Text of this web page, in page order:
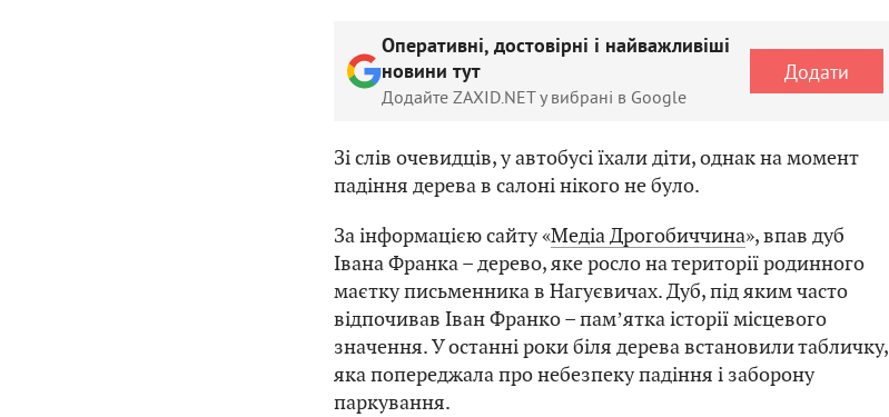
Оперативні, достовірні і найважливіші
новини тут
Додайте ZAXID.NET у вибрані в Google
Додати
Зі слів очевидців, у автобусі їхали діти, однак на момент
падіння дерева в салоні нікого не було.
За інформацією сайту «Медіа Дрогобиччина», впав дуб
Івана Франка – дерево, яке росло на території родинного
маєтку письменника в Нагуєвичах. Дуб, під яким часто
відпочивав Іван Франко – памʼятка історії місцевого
значення. У останні роки біля дерева встановили табличку,
яка попереджала про небезпеку падіння і заборону
паркування.